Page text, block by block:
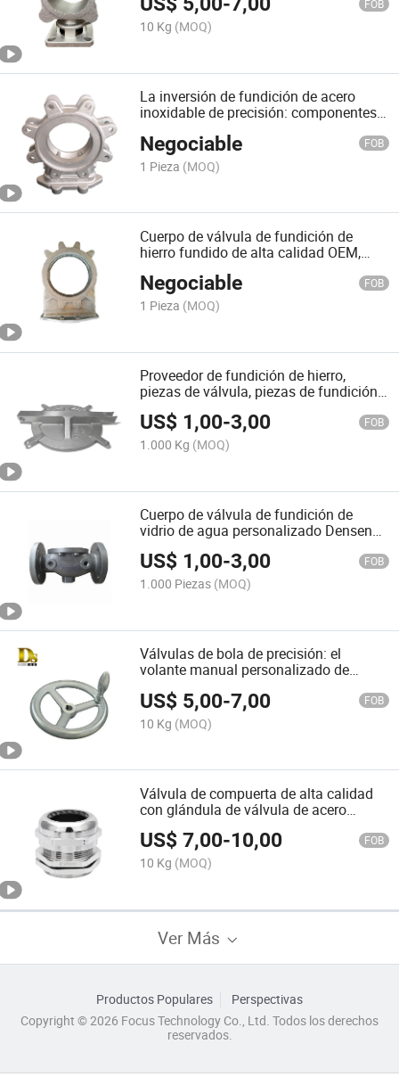
FOB
10 Kg (MOQ)
La inversión de fundición de acero
inoxidable de precisión: componentes
Negociable FOB
1 Pieza (MOQ)
Cuerpo de válvula de fundición de
hierro fundido de alta calidad OEM,
Negociable FOB
1 Pieza (MOQ)
Proveedor de fundición de hierro,
piezas de válvula, piezas de fundición
por inversión, parte de válvula
US$ 1,00-3,00 FOB
1.000 Kg (MOQ)
Cuerpo de válvula de fundición de
vidrio de agua personalizado Densen
mejor precio fundición de hierro
US$ 1,00-3,00 FOB
1.000 Piezas (MOQ)
Válvulas de bola de precisión: el
volante manual personalizado de
US$ 5,00-7,00 FOB
10 Kg (MOQ)
Válvula de compuerta de alta calidad
con glándula de válvula de acero
inoxidable personalizado Densen 304
US$7,00-10,00 FOB
10 Kg (MOQ)
Ver Más
Productos Populares
Perspectivas
Copyright © 2026 Focus Technology Co., Ltd. Todos los derechos
reservados.